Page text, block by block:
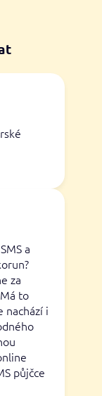
a
za
to
nachází i
půjčce